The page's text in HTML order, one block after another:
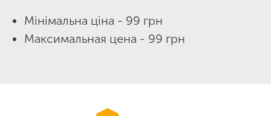
Мінімальна ціна - 99 грн
Максимальная цена - 99 грн